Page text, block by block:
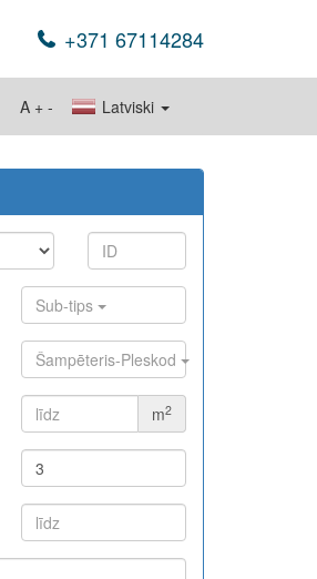
+371 67114284
Latviski
A + -
Sub-tips
Šampēteris-Pleskod
m2